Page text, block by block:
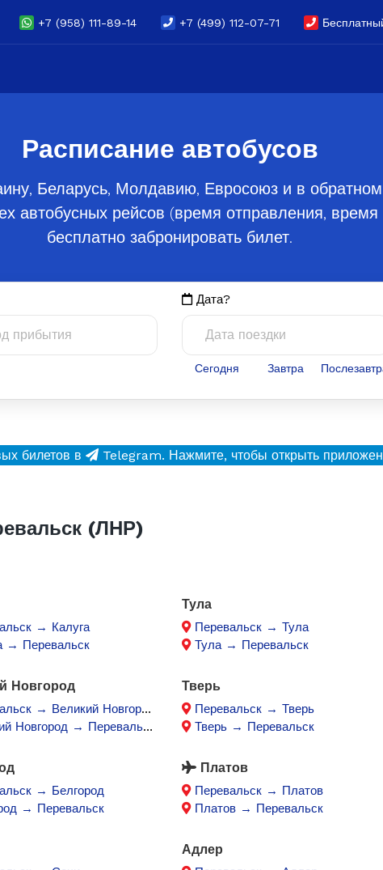
+7 (958) 111-89-14 +7 (499) 112-07-71
Расписание автобусов
Беларусь, Молдавию, Евросоюз и в
автобусных рейсов (время отправления,
бесплатно забронировать билет.
Дата?
Сегодня Завтра
билетов в Telegram. Нажмите, чтобы открыть
(ЛНР)
→ Калуга
→ Перевальск
Тула
Перевальск → Тула
Тула → Перевальск
Новгород
→ Великий Новгород
Новгород → Перевальск
Тверь
Перевальск → Тверь
Тверь → Перевальск
→ Белгород
→ Перевальск
Платов
Перевальск → Платов
Платов → Перевальск
Адлер